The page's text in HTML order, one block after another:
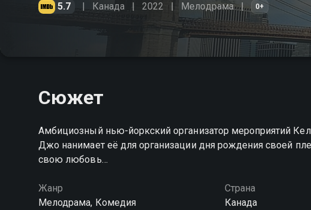
5.7 Канада 2022 Мелодрама 0+
Сюжет
Амбициозный нью-йоркский организатор мероприятий
Джо нанимает её для организации дня рождения своей
свою любовь…
Жанр
Мелодрама, Комедия
Страна
Канада